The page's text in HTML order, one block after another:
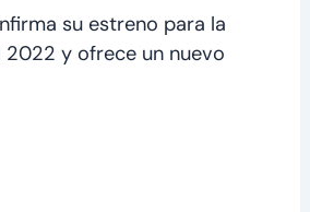
su estreno para la
2022 y ofrece un nuevo